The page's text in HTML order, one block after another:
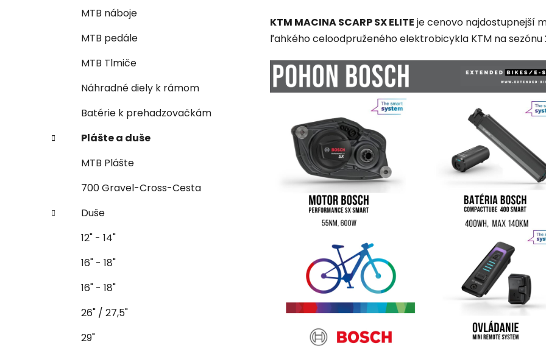
MTB náboje
MTB pedále
MTB Tlmiče
Náhradné diely k rámom
Batérie k prehadzovačkám
Plášte a duše
MTB Plášte
700 Gravel-Cross-Cesta
Duše
12" - 14"
16" - 18"
16" - 18"
26" / 27,5"
29"
KTM MACINA SCARP SX ELITE je cenovo najdostupnejší
ľahkého celoodpruženého elektrobicykla KTM na sezónu